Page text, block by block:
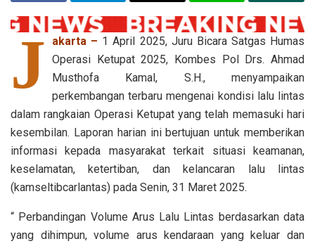
J akarta – 1 April 2025, Juru Bicara Satgas Humas
Operasi Ketupat 2025, Kombes Pol Drs. Ahmad
Musthofa Kamal, S.H., menyampaikan
perkembangan terbaru mengenai kondisi lalu lintas
dalam rangkaian Operasi Ketupat yang telah memasuki hari
kesembilan. Laporan harian ini bertujuan untuk memberikan
informasi kepada masyarakat terkait situasi keamanan,
keselamatan, ketertiban, dan kelancaran lalu lintas
(kamseltibcarlantas) pada Senin, 31 Maret 2025.
“ Perbandingan Volume Arus Lalu Lintas berdasarkan data
yang dihimpun, volume arus kendaraan yang keluar dan